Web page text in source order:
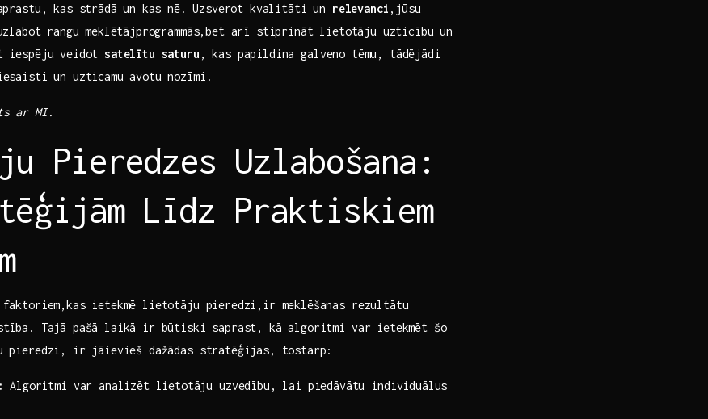
kas strādā un ⁤kas nē. ⁣Uzsverot kvalitāti un relevanci ,jūsu
⁤rangu meklētājprogrammās,bet arī stiprināt lietotāju uzticību un
iespēju veidot‍satelītu saturu , kas papildina galveno ‍tēmu, tādējādi
un uzticamu avotu nozīmi.
ar MI.
Pieredzes Uzlabošana:
⁣Līdz Praktiskiem
​faktoriem,kas ietekmē lietotāju pieredzi,ir meklēšanas rezultātu
Tajā pašā laikā ir būtiski ​saprast, kā algoritmi var ietekmēt šo
pieredzi, ir jāievieš dažādas stratēģijas, tostarp:
Algoritmi var analizēt lietotāju uzvedību, lai piedāvātu individuālus